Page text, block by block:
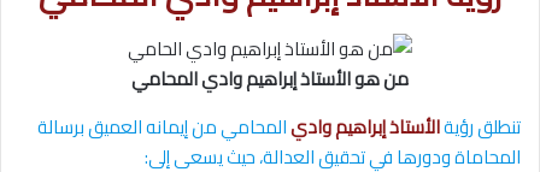
من هو الأستاذ إبراهيم وادي المحامي
تنطلق رؤيةالأستاذ إبراهيم واديالمحامي من إيمانه العميق برسالة
المحاماة ودورها في تحقيق العدالة، حيث يسعى إلى: